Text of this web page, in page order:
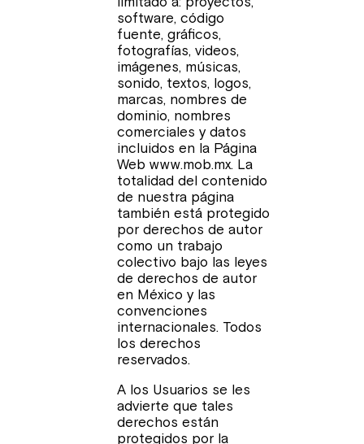
software, código
fuente, gráficos,
fotografías, videos,
imágenes, músicas,
sonido, textos, logos,
marcas, nombres de
dominio, nombres
comerciales y datos
incluidos en la Página
Web www.mob.mx. La
totalidad del contenido
de nuestra página
también está protegido
por derechos de autor
como un trabajo
colectivo bajo las leyes
de derechos de autor
en México y las
convenciones
internacionales. Todos
los derechos
reservados.
A los Usuarios se les
advierte que tales
derechos están
protegidos por la